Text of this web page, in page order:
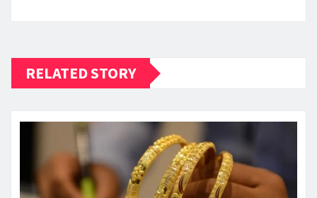
RELATED STORY